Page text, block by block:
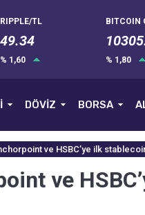
RIPPLE/TL
49.34
% 1,60
BITCOIN
% 1,80
DÖVİZ BORSA
ve HSBC’ye ilk
ve